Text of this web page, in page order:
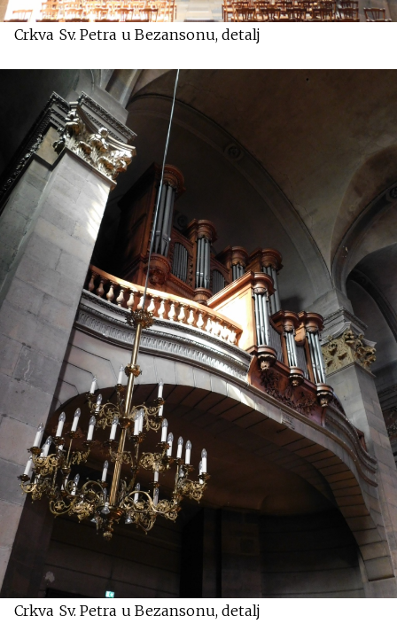
Crkva Sv. Petra u Bezansonu, detalj
Crkva Sv. Petra u Bezansonu, detalj